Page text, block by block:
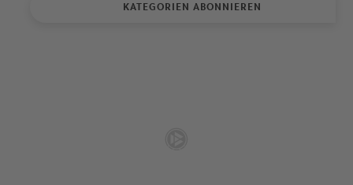
KATEGORIEN ABONNIEREN